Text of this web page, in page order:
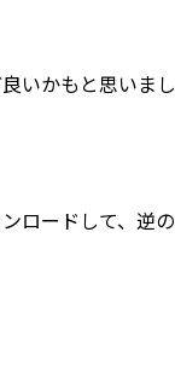
いかもと思いまし
ロードして、逆の